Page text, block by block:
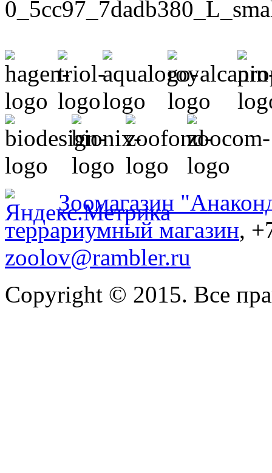
Зоомагазин
террариумный магазин,
zoolov@rambler.ru
Copyright © 2015. Все